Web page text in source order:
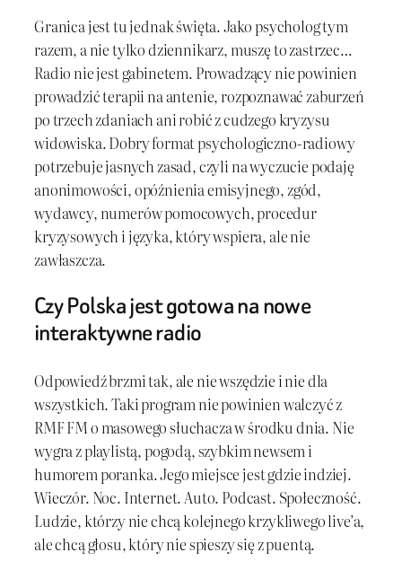
Granica jest tu jednak święta. Jako psycholog tym
razem, a nie tylko dziennikarz, muszę to zastrzec…
Radio nie jest gabinetem. Prowadzący nie powinien
prowadzić terapii na antenie, rozpoznawać zaburzeń
po trzech zdaniach ani robić z cudzego kryzysu
widowiska. Dobry format psychologiczno-radiowy
potrzebuje jasnych zasad, czyli na wyczucie podaję
anonimowości, opóźnienia emisyjnego, zgód,
wydawcy, numerów pomocowych, procedur
kryzysowych i języka, który wspiera, ale nie
zawłaszcza.
Czy Polska jest gotowa na nowe
interaktywne radio
Odpowiedź brzmi tak, ale nie wszędzie i nie dla
wszystkich. Taki program nie powinien walczyć z
RMF FM o masowego słuchacza w środku dnia. Nie
wygra z playlistą, pogodą, szybkim newsem i
humorem poranka. Jego miejsce jest gdzie indziej.
Wieczór. Noc. Internet. Auto. Podcast. Społeczność.
Ludzie, którzy nie chcą kolejnego krzykliwego live’a,
ale chcą głosu, który nie spieszy się z puentą.